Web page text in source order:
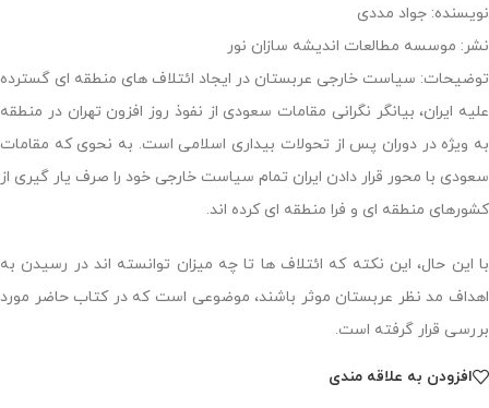
نویسنده: جواد مددی
نشر: موسسه مطالعات اندیشه سازان نور
توضیحات: سیاست خارجی عربستان در ایجاد ائتلاف های منطقه ای گسترده
علیه ایران، بیانگر نگرانی مقامات سعودی از نفوذ روز افزون تهران در منطقه
به ویژه در دوران پس از تحولات بیداری اسلامی است. به نحوی که مقامات
سعودی با محور قرار دادن ایران تمام سیاست خارجی خود را صرف یار گیری از
کشورهای منطقه ای و فرا منطقه ای کرده اند.
با این حال، این نکته که ائتلاف ها تا چه میزان توانسته اند در رسیدن به
اهداف مد نظر عربستان موثر باشند، موضوعی است که در کتاب حاضر مورد
بررسی قرار گرفته است.
افزودن به علاقه مندی